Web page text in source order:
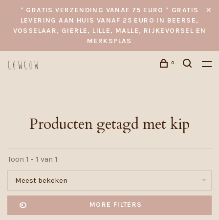
* GRATIS VERZENDING VANAF 75 EURO * GRATIS
LEVERING AAN HUIS VANAF 25 EURO IN BEERSE,
VOSSELAAR, GIERLE, LILLE, MALLE, RIJKEVORSEL EN
MERKSPLAS
0
Producten getagd met kip
Toon 1 - 1 van 1
Meest bekeken
MORE FILTERS